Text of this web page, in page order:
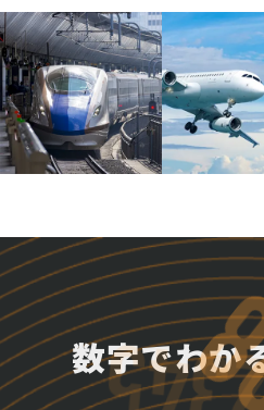
数字でわか